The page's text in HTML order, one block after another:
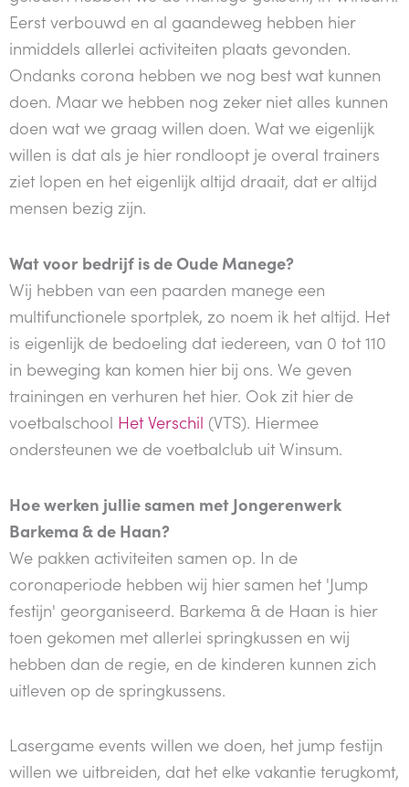
Eerst verbouwd en al gaandeweg hebben hier
inmiddels allerlei activiteiten plaats gevonden.
Ondanks corona hebben we nog best wat kunnen
doen. Maar we hebben nog zeker niet alles kunnen
doen wat we graag willen doen. Wat we eigenlijk
willen is dat als je hier rondloopt je overal trainers
ziet lopen en het eigenlijk altijd draait, dat er altijd
mensen bezig zijn.
Wat voor bedrijf is de Oude Manege?
Wij hebben van een paarden manege een
multifunctionele sportplek, zo noem ik het altijd. Het
is eigenlijk de bedoeling dat iedereen, van 0 tot 110
in beweging kan komen hier bij ons. We geven
trainingen en verhuren het hier. Ook zit hier de
voetbalschool Het Verschil (VTS). Hiermee
ondersteunen we de voetbalclub uit Winsum.
Hoe werken jullie samen met Jongerenwerk
Barkema & de Haan?
We pakken activiteiten samen op. In de
coronaperiode hebben wij hier samen het 'Jump
festijn' georganiseerd. Barkema & de Haan is hier
toen gekomen met allerlei springkussen en wij
hebben dan de regie, en de kinderen kunnen zich
uitleven op de springkussens.
Lasergame events willen we doen, het jump festijn
willen we uitbreiden, dat het elke vakantie terugkomt,